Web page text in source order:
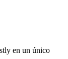
en un único